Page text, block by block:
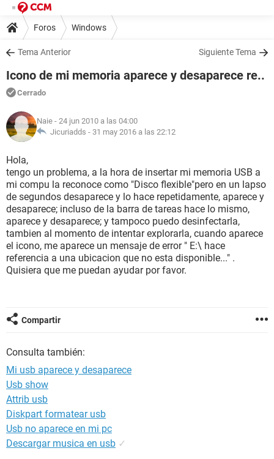
Foros Windows
Tema Anterior Siguiente Tema
Icono de mi memoria aparece y desaparece re..
Cerrado
Naie - 24 jun 2010 a las 04:00
Jicuriadds - 31 may 2016 a las 22:12
Hola,
tengo un problema, a la hora de insertar mi memoria USB a
mi compu la reconoce como "Disco flexible"pero en un lapso
de segundos desaparece y lo hace repetidamente, aparece y
desaparece; incluso de la barra de tareas hace lo mismo,
aparece y desaparece; y tampoco puedo desinfectarla,
tambien al momento de intentar explorarla, cuando aparece
el icono, me aparece un mensaje de error " E:\ hace
referencia a una ubicacion que no esta disponible..." .
Quisiera que me puedan ayudar por favor.
Compartir
Consulta también:
Mi usb aparece y desaparece
Usb show
Attrib usb
Diskpart formatear usb
Usb no aparece en mi pc
Descargar musica en usb ✓